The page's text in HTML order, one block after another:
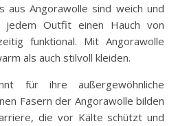
aus Angorawolle sind weich und
jedem Outfit einen Hauch von
funktional. Mit Angorawolle
als auch stilvoll kleiden.
für ihre außergewöhnliche
Fasern der Angorawolle bilden
die vor Kälte schützt und